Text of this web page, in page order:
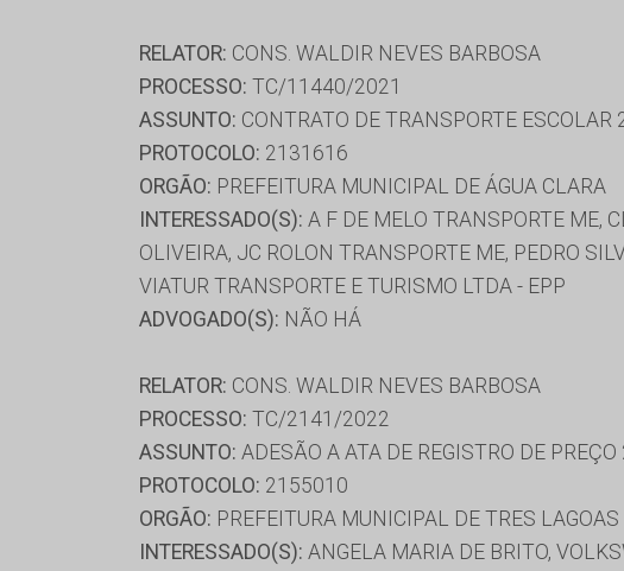
RELATOR: CONS. WALDIR NEVES BARBOSA
PROCESSO: TC/11440/2021
ASSUNTO: CONTRATO DE TRANSPORTE ESCOLAR
PROTOCOLO: 2131616
ORGÃO: PREFEITURA MUNICIPAL DE ÁGUA CLARA
INTERESSADO(S): A F DE MELO TRANSPORTE ME,
OLIVEIRA, JC ROLON TRANSPORTE ME, PEDRO
VIATUR TRANSPORTE E TURISMO LTDA - EPP
ADVOGADO(S): NÃO HÁ
RELATOR: CONS. WALDIR NEVES BARBOSA
PROCESSO: TC/2141/2022
ASSUNTO: ADESÃO A ATA DE REGISTRO DE
PROTOCOLO: 2155010
ORGÃO: PREFEITURA MUNICIPAL DE TRES LAGOAS
INTERESSADO(S): ANGELA MARIA DE BRITO,